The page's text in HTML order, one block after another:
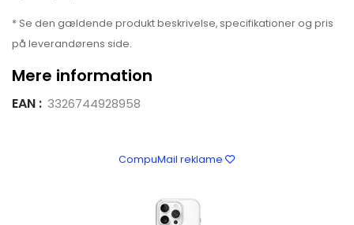
* Se den gældende produkt beskrivelse, specifikationer og pris
på leverandørens side.
Mere information
EAN : 3326744928958
CompuMail reklame